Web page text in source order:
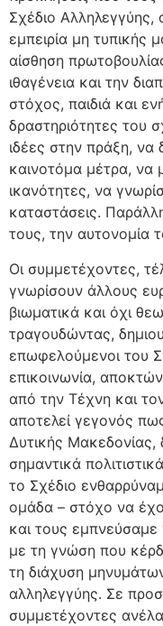
Σχέδιο Αλληλεγγύης,
εμπειρία μη τυπικής
αίσθηση
ιθαγένεια και την
στόχος, παιδιά και
δραστηριότητες του
ιδέες στην πράξη, να
καινοτόμα μέτρα, να
ικανότητες, να
καταστάσεις.
τους, την αυτονομία
Οι συμμετέχοντες,
γνωρίσουν άλλους
βιωματικά και όχι
τραγουδώντας,
επωφελούμενοι του
επικοινωνία,
από την Τέχνη και
αποτελεί γεγονός
Δυτικής
σημαντικά
το Σχέδιο
ομάδα – στόχο να
και τους
με τη γνώση που
τη διάχυση
αλληλεγγύης. Σε
συμμετέχοντες